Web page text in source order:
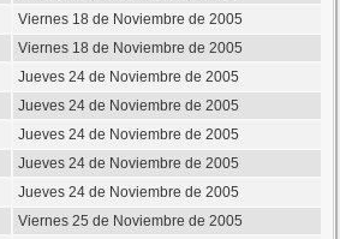
Viernes 18 de Noviembre de 2005
Viernes 18 de Noviembre de 2005
Jueves 24 de Noviembre de 2005
Jueves 24 de Noviembre de 2005
Jueves 24 de Noviembre de 2005
Jueves 24 de Noviembre de 2005
Jueves 24 de Noviembre de 2005
Viernes 25 de Noviembre de 2005